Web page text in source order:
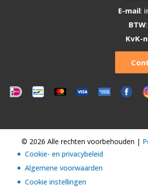
E-mail:
BTW
KvK-
© 2026 Alle rechten voorbehouden |
Cookie- en privacybeleid
Algemene voorwaarden
Cookie instellingen